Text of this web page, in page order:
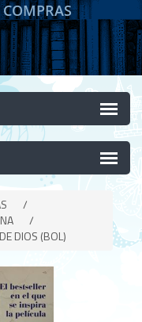
/
/
DIOS (BOL)